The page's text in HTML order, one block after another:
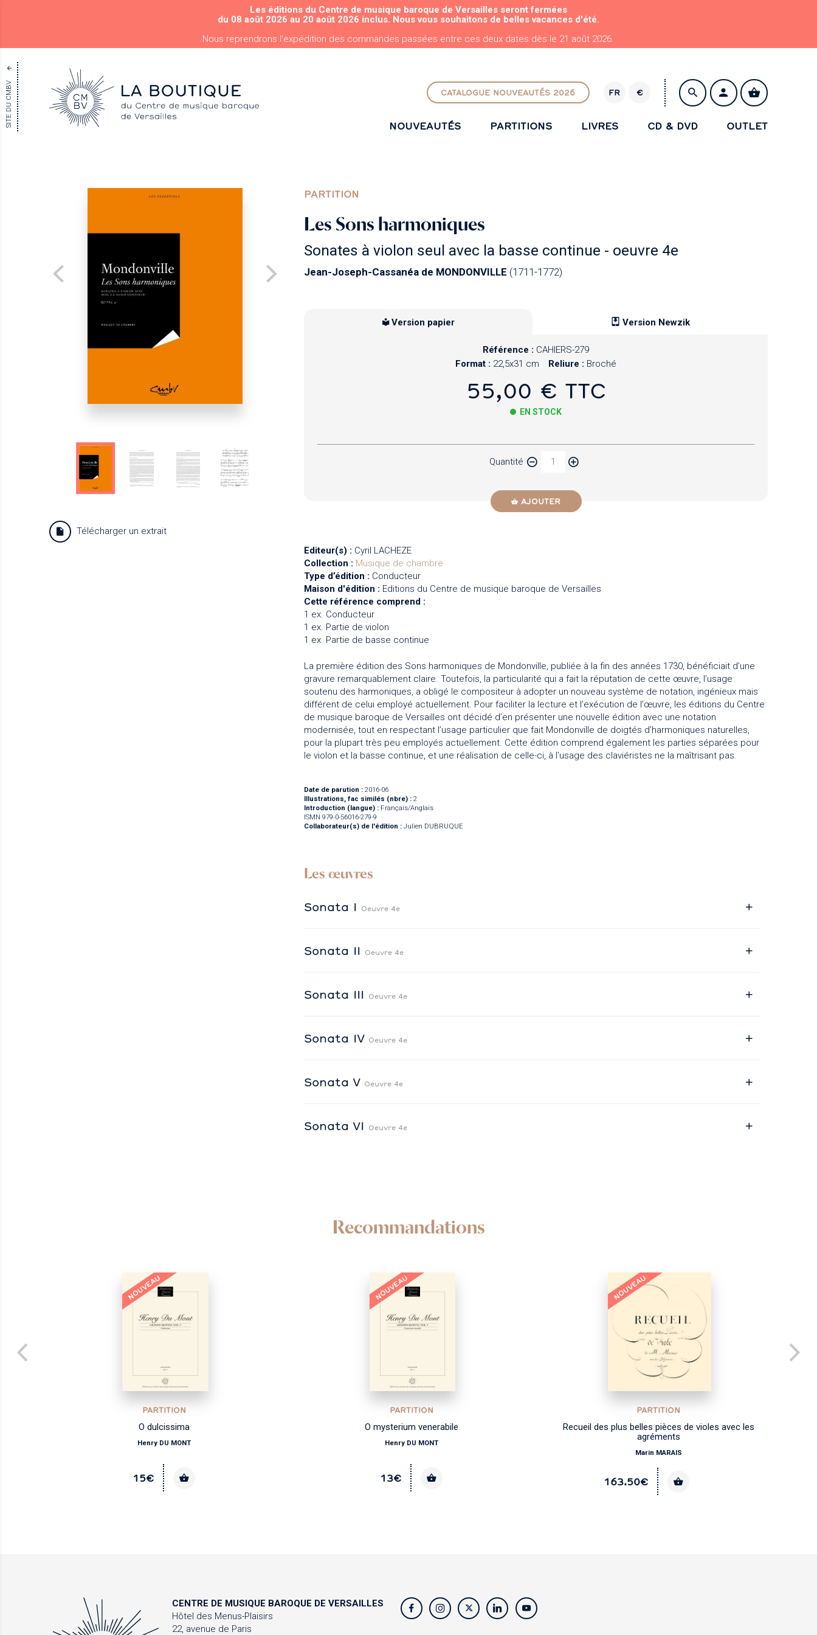
ALLER AU CONTENU PRINCIPAL
Les éditions du Centre de musique baroque de Versailles seront fermées
du 08 août 2026 au 20 août 2026 inclus. Nous vous souhaitons de belles vacances d'été.
Nous reprendrons l'expédition des commandes passées entre ces deux dates dès le 21 août 2026.
SITE DU CMBV CATALOGUE NOUVEAUTÉS 2026 FR
R
€
NOUVEAUTÉS PARTITIONS LIVRES CD & DVD OUTLET
PARTITION
Les Sons harmoniques
Sonates à violon seul avec la basse continue - oeuvre 4e
Jean-Joseph-Cassanéa de MONDONVILLE (1711-1772)
Télécharger un extrait
Version papier Version Newzik
Référence : CAHIERS-279
Format : 22,5x31 cm Reliure : Broché
55,00 € TTC
EN STOCK
Quantité
AJOUTER
Editeur(s) : Cyril LACHEZE
Collection : Musique de chambre
Type d’édition : Conducteur
Maison d'édition : Editions du Centre de musique baroque de Versailles
Cette référence comprend :
1 ex. Conducteur
1 ex. Partie de violon
1 ex. Partie de basse continue
La première édition des Sons harmoniques de Mondonville, publiée à la fin des années 1730, bénéficiait d’une
gravure remarquablement claire. Toutefois, la particularité qui a fait la réputation de cette œuvre, l’usage
soutenu des harmoniques, a obligé le compositeur à adopter un nouveau système de notation, ingénieux mais
différent de celui employé actuellement. Pour faciliter la lecture et l’exécution de l’œuvre, les éditions du Centre
de musique baroque de Versailles ont décidé d’en présenter une nouvelle édition avec une notation
modernisée, tout en respectant l’usage particulier que fait Mondonville de doigtés d’harmoniques naturelles,
pour la plupart très peu employés actuellement. Cette édition comprend également les parties séparées pour
le violon et la basse continue, et une réalisation de celle-ci, à l’usage des claviéristes ne la maîtrisant pas.
Date de parution : 2016-06
Illustrations, fac similés (nbre) : 2
Introduction (langue) : Français/Anglais
ISMN 979-0-56016-279-9
Collaborateur(s) de l'édition : Julien DUBRUQUE
Les œuvres
Sonata I Oeuvre 4e
Sonata II Oeuvre 4e
Sonata III Oeuvre 4e
Sonata IV Oeuvre 4e
Sonata V Oeuvre 4e
Sonata VI Oeuvre 4e
Recommandations
NOUVEAU
PARTITION
O dulcissima
Henry DU MONT
15€
NOUVEAU
PARTITION
O mysterium venerabile
Henry DU MONT
13€
NOUVEAU
PARTITION
Recueil des plus belles pièces de violes avec les
agréments
Marin MARAIS
163.50€
CENTRE DE MUSIQUE BAROQUE DE VERSAILLES
Hôtel des Menus-Plaisirs
22, avenue de Paris